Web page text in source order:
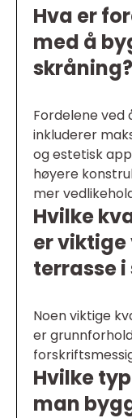
Hva er
med å
skråning?
Fordelene ved
inkluderer
og estetisk
høyere
mer
Hvilke
er viktige
terrasse
Noen viktige
er
Hvilke
man